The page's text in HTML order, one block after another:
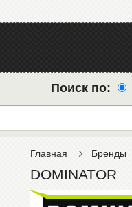
Поиск по:
Главная Бренды
DOMINATOR